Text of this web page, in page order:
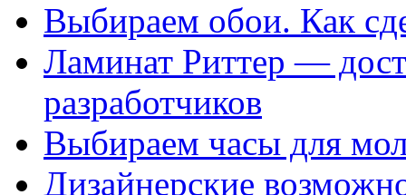
Выбираем обои. Как
Ламинат Риттер —
разработчиков
Выбираем часы для
Дизайнерские